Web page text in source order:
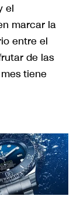
el
marcar la
entre el
de las
tiene